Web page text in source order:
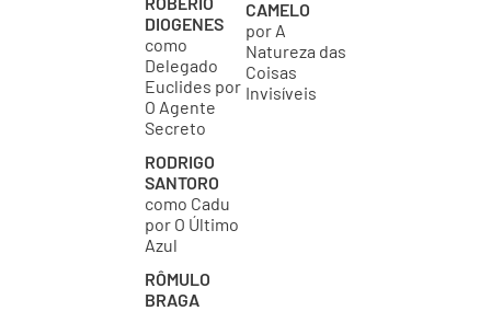
DIOGENES
como
Delegado
Euclides por
O Agente
Secreto
RODRIGO
SANTORO
como Cadu
por O Último
Azul
RÔMULO
BRAGA
CAMELO
por A
Natureza das
Coisas
Invisíveis